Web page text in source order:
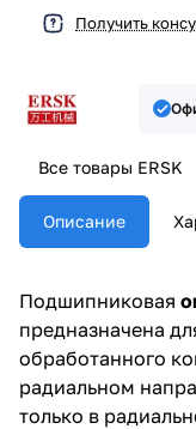
Получить
Все товары ERSK
Описание
Подшипниковая
предназначена
обработанного
радиальном
только в